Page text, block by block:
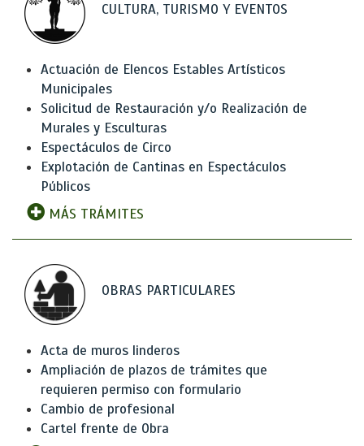
CULTURA, TURISMO Y EVENTOS
Actuación de Elencos Estables Artísticos
Municipales
Solicitud de Restauración y/o Realización de
Murales y Esculturas
Espectáculos de Circo
Explotación de Cantinas en Espectáculos
Públicos
MÁS TRÁMITES
OBRAS PARTICULARES
Acta de muros linderos
Ampliación de plazos de trámites que
requieren permiso con formulario
Cambio de profesional
Cartel frente de Obra